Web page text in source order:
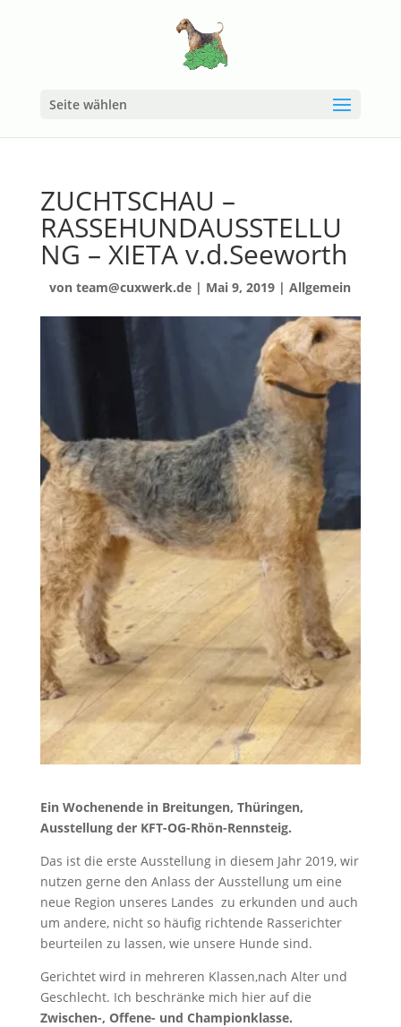
Seite wählen
ZUCHTSCHAU –
RASSEHUNDAUSSTELLU
NG – XIETA v.d.Seeworth
vonteam@cuxwerk.de | Mai 9, 2019 |Allgemein
Ein Wochenende in Breitungen, Thüringen,
Ausstellung der KFT-OG-Rhön-Rennsteig.
Das ist die erste Ausstellung in diesem Jahr 2019, wir
nutzen gerne den Anlass der Ausstellung um eine
neue Region unseres Landes zu erkunden und auch
um andere, nicht so häufig richtende Rasserichter
beurteilen zu lassen, wie unsere Hunde sind.
Gerichtet wird in mehreren Klassen,nach Alter und
Geschlecht. Ich beschränke mich hier auf die
Zwischen-, Offene- und Championklasse.